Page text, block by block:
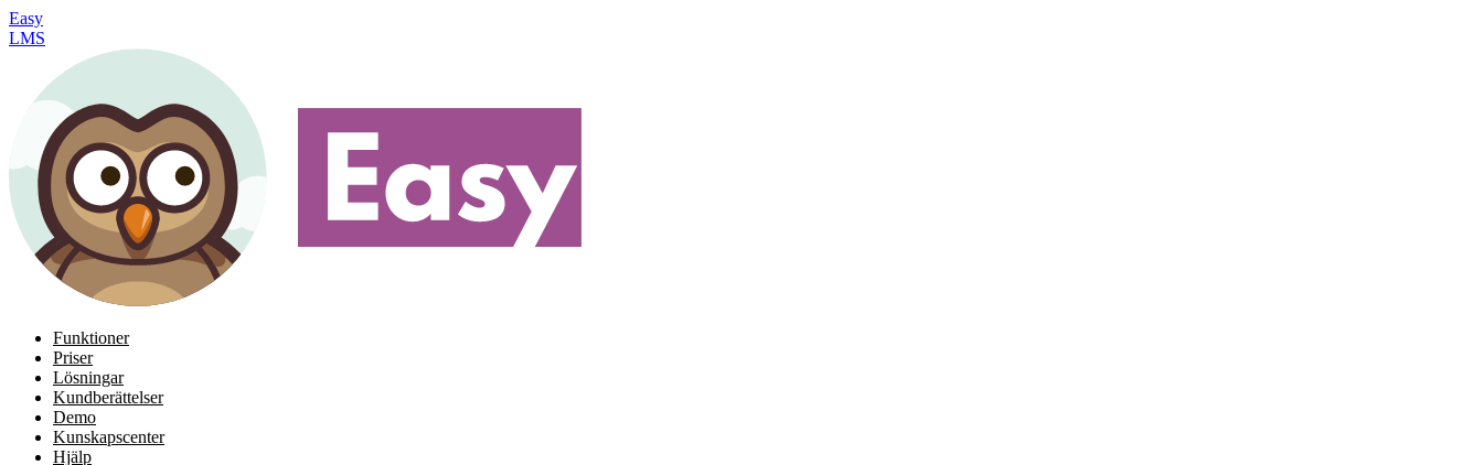
Easy
LMS
Funktioner
Priser
Lösningar
Kundberättelser
Demo
Kunskapscenter
Hjälp